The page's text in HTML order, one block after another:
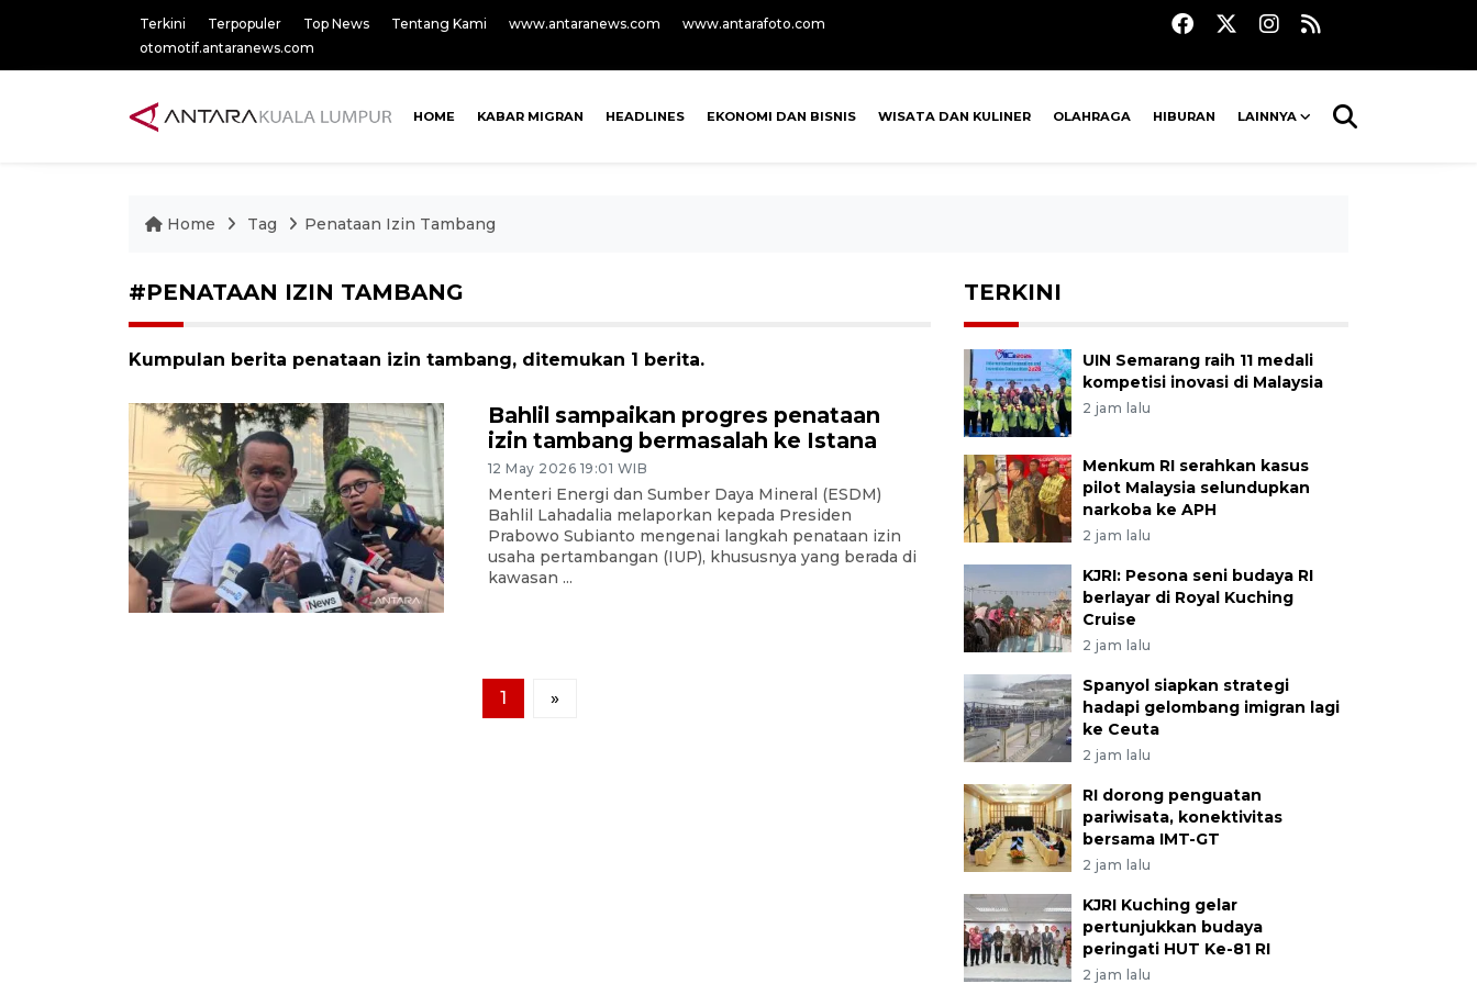
Terkini Terpopuler Top News Tentang Kami www.antaranews.com
www.antarafoto.com
otomotif.antaranews.com
HOME KABAR MIGRAN HEADLINES EKONOMI DAN BISNIS WISATA DAN KULINER OLAHRAGA HIBURAN LAINNYA
Home Tag Penataan Izin Tambang
#PENATAAN IZIN TAMBANG
Kumpulan berita penataan izin tambang, ditemukan 1 berita.
Bahlil sampaikan progres penataan
izin tambang bermasalah ke Istana
12 May 2026 19:01 WIB
Menteri Energi dan Sumber Daya Mineral (ESDM)
Bahlil Lahadalia melaporkan kepada Presiden
Prabowo Subianto mengenai langkah penataan izin
usaha pertambangan (IUP), khususnya yang berada di
kawasan ...
1 »
TERKINI
UIN Semarang raih 11 medali
kompetisi inovasi di Malaysia
2 jam lalu
Menkum RI serahkan kasus
pilot Malaysia selundupkan
narkoba ke APH
2 jam lalu
KJRI: Pesona seni budaya RI
berlayar di Royal Kuching
Cruise
2 jam lalu
Spanyol siapkan strategi
hadapi gelombang imigran lagi
ke Ceuta
2 jam lalu
RI dorong penguatan
pariwisata, konektivitas
bersama IMT-GT
2 jam lalu
KJRI Kuching gelar
pertunjukkan budaya
peringati HUT Ke-81 RI
2 jam lalu